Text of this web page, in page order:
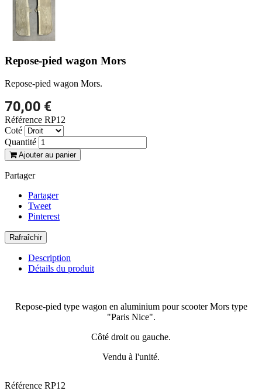
Repose-pied wagon Mors
Repose-pied wagon Mors.
70,00 €
Référence RP12
Coté
Quantité
Ajouter au panier
Partager
Partager
Tweet
Pinterest
Description
Détails du produit
Repose-pied type wagon en aluminium pour scooter Mors type
"Paris Nice".
Côté droit ou gauche.
Vendu à l'unité.
Référence RP12